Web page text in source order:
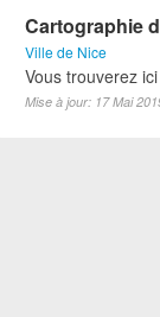
Cartographie
Ville de Nice
Vous trouverez
Mise à jour: 17 Mai